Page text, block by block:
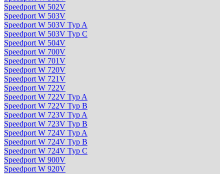
Speedport W 502V
Speedport W 503V
Speedport W 503V Typ A
Speedport W 503V Typ C
Speedport W 504V
Speedport W 700V
Speedport W 701V
Speedport W 720V
Speedport W 721V
Speedport W 722V
Speedport W 722V Typ A
Speedport W 722V Typ B
Speedport W 723V Typ A
Speedport W 723V Typ B
Speedport W 724V Typ A
Speedport W 724V Typ B
Speedport W 724V Typ C
Speedport W 900V
Speedport W 920V